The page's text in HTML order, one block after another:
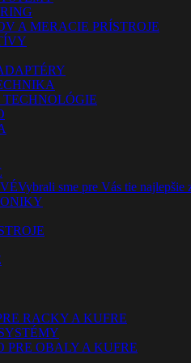
A MERACIE PRÍSTROJE
Vybrali sme pre Vás tie
RACKY A KUFRE
PRE OBALY A KUFRE